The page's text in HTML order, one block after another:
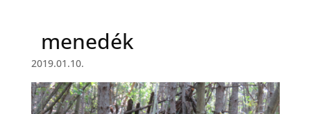
menedék
2019.01.10.